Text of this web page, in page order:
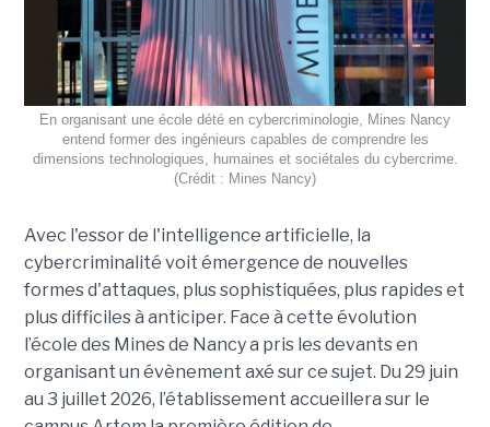
En organisant une école dété en cybercriminologie, Mines Nancy
entend former des ingénieurs capables de comprendre les
dimensions technologiques, humaines et sociétales du cybercrime.
(Crédit : Mines Nancy)
Avec l'essor de l'intelligence artificielle, la
cybercriminalité voit émergence de nouvelles
formes d'attaques, plus sophistiquées, plus rapides et
plus difficiles à anticiper. Face à cette évolution
l’école des Mines de Nancy a pris les devants en
organisant un évènement axé sur ce sujet. Du 29 juin
au 3 juillet 2026, l’établissement accueillera sur le